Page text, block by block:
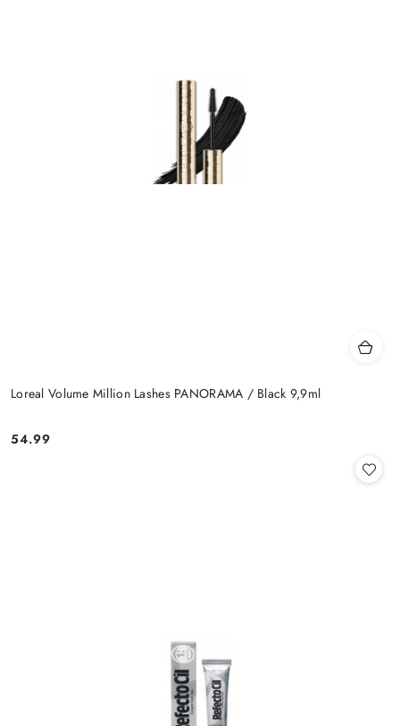
Loreal Volume Million Lashes PANORAMA / Black 9,9ml
Cena:
54.99